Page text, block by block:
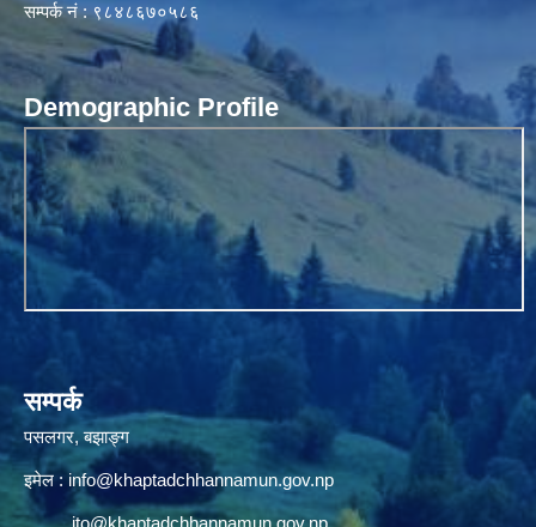
सम्पर्क नं : ९८४८६७०५८६
Demographic Profile
सम्पर्क
पसलगर, बझाङ्ग
इमेल : info@khaptadchhannamun.gov.np